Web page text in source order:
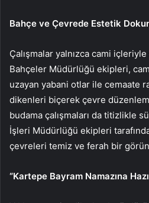
Bahçe ve Çevrede Estetik
Çalışmalar yalnızca cami içleriyle
Bahçeler Müdürlüğü ekipleri,
uzayan yabani otlar ile cemaate
dikenleri biçerek çevre
budama çalışmaları da titizlikle
İşleri Müdürlüğü ekipleri
çevreleri temiz ve ferah bir
“Kartepe Bayram Namazına